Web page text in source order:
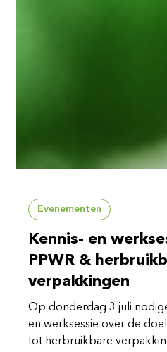
Evenementen
Kennis- en
PPWR &
verpakkingen